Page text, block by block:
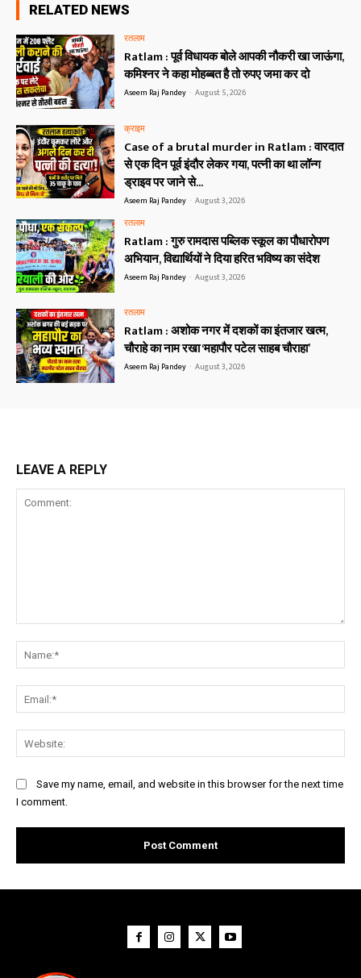
RELATED NEWS
रतलाम
Ratlam : पूर्व विधायक बोले आपकी नौकरी खा जाऊंगा,
कमिश्नर ने कहा मोहब्बत है तो रुपए जमा कर दो
Aseem Raj Pandey - August 5, 2026
क्राइम
Case of a brutal murder in Ratlam : वारदात
से एक दिन पूर्व इंदौर लेकर गया, पत्नी का था लॉन्ग
ड्राइव पर जाने से...
Aseem Raj Pandey - August 3, 2026
रतलाम
Ratlam : गुरु रामदास पब्लिक स्कूल का पौधारोपण
अभियान, विद्यार्थियों ने दिया हरित भविष्य का संदेश
Aseem Raj Pandey - August 3, 2026
रतलाम
Ratlam : अशोक नगर में दशकों का इंतजार खत्म,
चौराहे का नाम रखा ‘महापौर पटेल साहब चौराहा’
Aseem Raj Pandey - August 3, 2026
LEAVE A REPLY
Save my name, email, and website in this browser for the next time
I comment.